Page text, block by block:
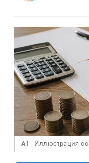
AI Иллюстрация